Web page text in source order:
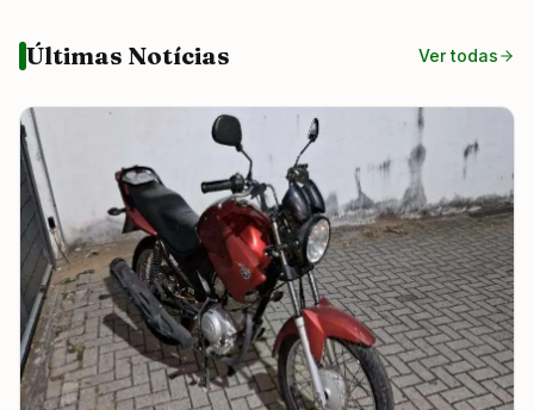
Últimas Notícias Ver todas